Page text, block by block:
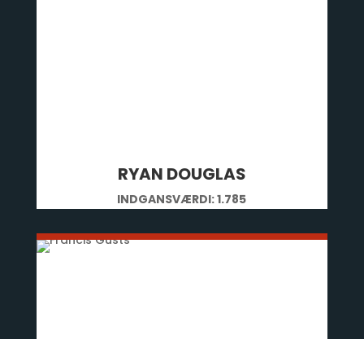
RYAN DOUGLAS
INDGANSVÆRDI:1.785